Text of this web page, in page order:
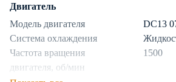
Двигатель
Модель двигателя
DC13
Система охлаждения
Частота вращения
двигателя, об/мин
1500